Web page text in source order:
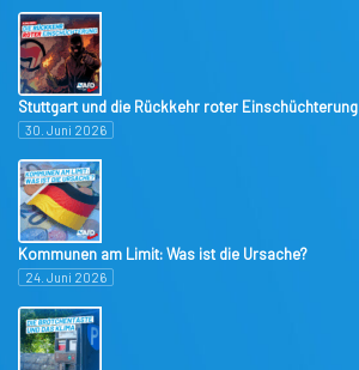
Stuttgart und die Rückkehr roter Einschüchterung
30. Juni 2026
Kommunen am Limit: Was ist die Ursache?
24. Juni 2026